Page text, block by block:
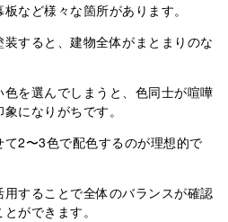
など様々な箇所があります。
すると、建物全体がまとまりのな
を選んでしまうと、色同士が喧嘩
になりがちです。
2〜3色で配色するのが理想的で
することで全体のバランスが確認
ができます。